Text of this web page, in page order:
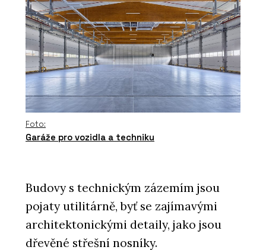
Foto:
Garáže pro vozidla a techniku
Budovy s technickým zázemím jsou
pojaty utilitárně, byť se zajímavými
architektonickými detaily, jako jsou
dřevěné střešní nosníky.